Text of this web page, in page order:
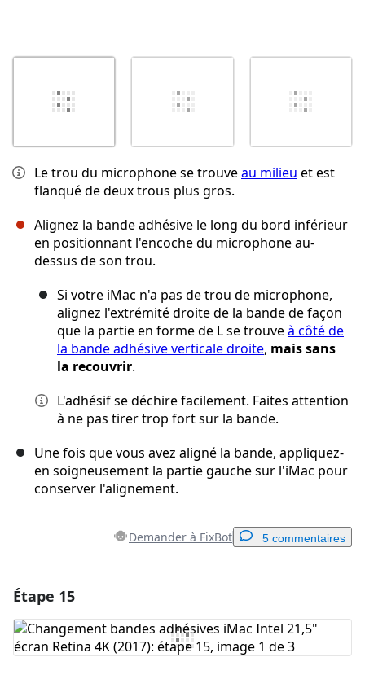
Le trou du microphone se trouveau milieu et est
flanqué de deux trous plus gros.
Alignez la bande adhésive le long du bord inférieur
en positionnant l'encoche du microphone au-
dessus de son trou.
Si votre iMac n'a pas de trou de microphone,
alignez l'extrémité droite de la bande de façon
que la partie en forme de L se trouveà côté de
la bande adhésive verticale droite, mais sans
la recouvrir.
L'adhésif se déchire facilement. Faites attention
à ne pas tirer trop fort sur la bande.
Une fois que vous avez aligné la bande, appliquez-
en soigneusement la partie gauche sur l'iMac pour
conserver l'alignement.
Demander à FixBot 5 commentaires
Ajouter un commentaire
Étape 15